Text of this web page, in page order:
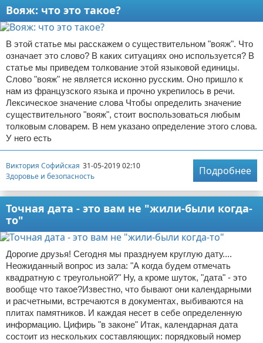
Вояж: что это такое?
В этой статье мы расскажем о существительном "вояж". Что
означает это слово? В каких ситуациях оно используется? В
статье мы приведем толкование этой языковой единицы.
Слово "вояж" не является исконно русским. Оно пришло к
нам из французского языка и прочно укрепилось в речи.
Лексическое значение слова Чтобы определить значение
существительного "вояж", стоит воспользоваться любым
толковым словарем. В нем указано определение этого слова.
У него есть
Виктория Софийская 31-05-2019 02:10
Здоровье и безопасность
Подробнее
Точная дата - это вам не "жили-были когда-
то"
Дорогие друзья! Сегодня мы празднуем круглую дату....
Неожиданный вопрос из зала: "А когда будем отмечать
квадратную с треугольной?" Ну, а кроме шуток, "дата" - это
вообще что такое?Известно, что бывают они календарными
и расчетными, встречаются в документах, выбиваются на
плитах памятников. И каждая несет в себе определенную
информацию. Цифирь "в законе" Итак, календарная дата
состоит из нескольких составляющих: порядковый номер